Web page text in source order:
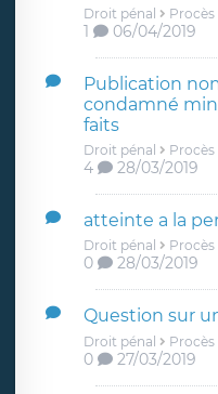
Droit pénal Procès
1 06/04/2019
Publication
condamné
faits
Droit pénal Procès
4 28/03/2019
atteinte a la
Droit pénal Procès
0 28/03/2019
Question sur
Droit pénal Procès
0 27/03/2019